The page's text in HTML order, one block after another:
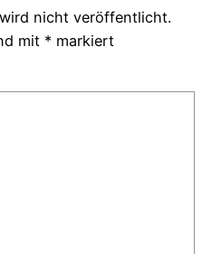
nicht veröffentlicht.
mit * markiert